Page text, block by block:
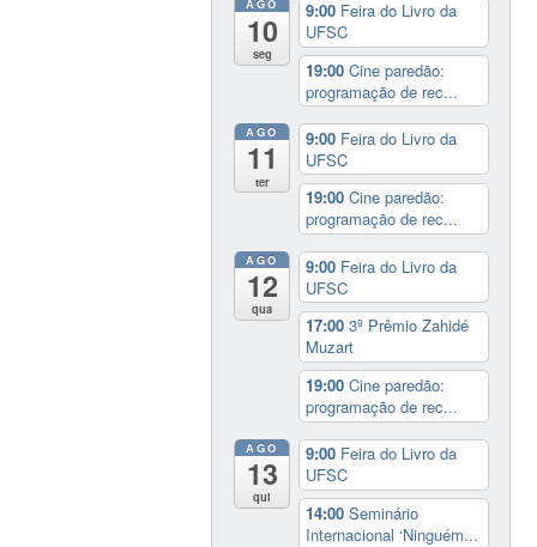
AGO
10
seg
9:00 Feira do Livro da
UFSC
19:00Cine paredão:
programação de rec...
AGO
11
ter
9:00 Feira do Livro da
UFSC
19:00Cine paredão:
programação de rec...
AGO
12
qua
9:00 Feira do Livro da
UFSC
17:003º Prêmio Zahidé
Muzart
19:00Cine paredão:
programação de rec...
AGO
13
qui
9:00 Feira do Livro da
UFSC
14:00Seminário
Internacional ‘Ninguém...